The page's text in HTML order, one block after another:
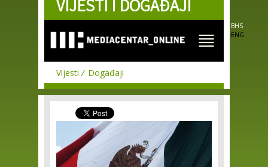
Skip to
main
VIJESTI I DOGAĐAJI
BHS
ENG
Vijesti Događaji